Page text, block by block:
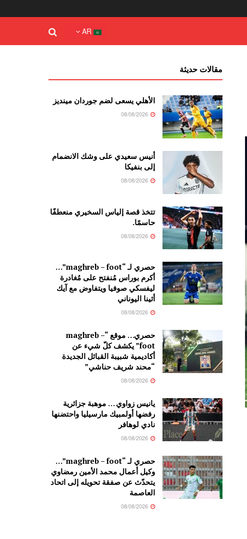
AR
مقالات حديثة
الأهلي يسعى لضم جوردان مينديز
أنيس سعيدي على وشك الانضمام
إلى بنفيكا
تتخذ قصة إلياس السخيري منعطفًا
حاسمًا.
حصري لـ “maghreb – foot”…
أكرم بوراس مُنفتح على مُغادرة
ليفسكي صوفيا ويتفاوض مع آيك
أثينا اليوناني
حصري… موقع “maghreb –
foot” يكشف كلّ شيء عن
أكاديمية شبيبة القبائل الجديدة
“محند شريف حناشي”
يانيس زواوي … موهبة جزائرية
رفضها أولمبيك مارسيليا واحتضنها
نادي لوهافر
حصري لـ “maghreb – foot”…
وكيل أعمال محمد الأمين رمضاوي
يتحدّث عن صفقة تحويله إلى اتحاد
العاصمة